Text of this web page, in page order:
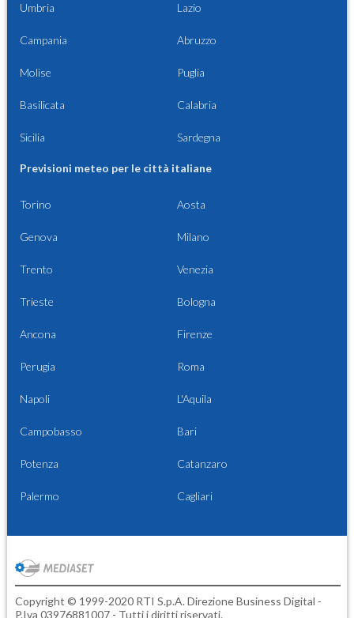
Umbria Lazio
Campania Abruzzo
Molise Puglia
Basilicata Calabria
Sicilia Sardegna
Previsioni meteo per le città italiane
Torino Aosta
Genova Milano
Trento Venezia
Trieste Bologna
Ancona Firenze
Perugia Roma
Napoli L'Aquila
Campobasso Bari
Potenza Catanzaro
Palermo Cagliari
Copyright © 1999-2020 RTI S.p.A. Direzione Business Digital -
P.Iva 03976881007 - Tutti i diritti riservati.